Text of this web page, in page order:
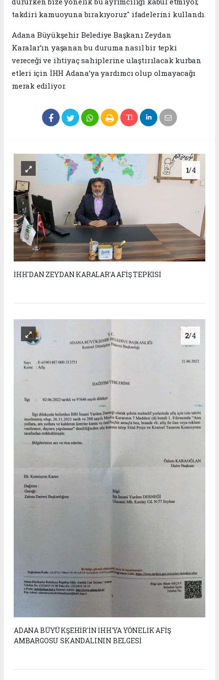
takdiri kamuoyuna bırakıyoruz" ifadelerini kullandı.
Adana Büyükşehir Belediye Başkanı Zeydan
Karalar’ın yaşanan bu duruma nasıl bir tepki
vereceği ve ihtiyaç sahiplerine ulaştırılacak kurban
etleri için İHH Adana’ya yardımcı olup olmayacağı
merak ediliyor.
1/4
İHH'DAN ZEYDAN KARALAR'A AFİŞ TEPKİSİ
2/4
ADANA BÜYÜKŞEHİR'İN İHH'YA YÖNELİK AFİŞ
AMBARGOSU SKANDALININ BELGESİ